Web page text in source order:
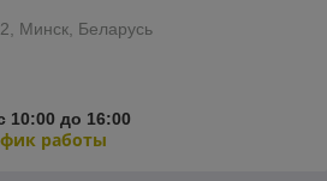
Минск, Беларусь
10:00 до 16:00
работы